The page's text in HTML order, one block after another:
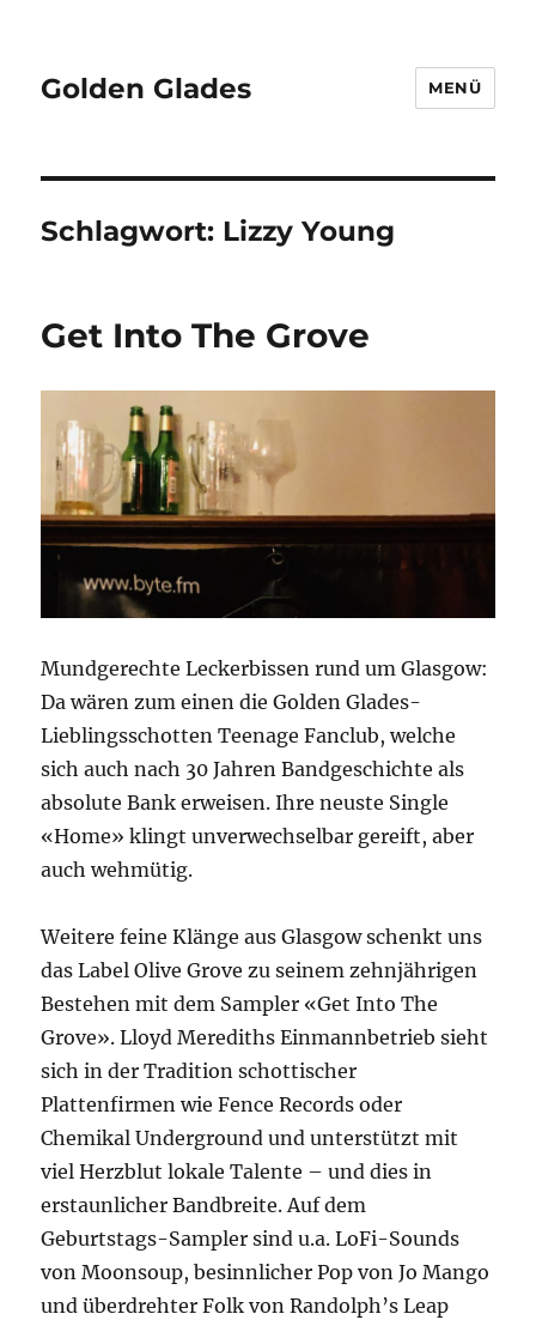
Golden Glades MENÜ
Schlagwort: Lizzy Young
Get Into The Grove
Mundgerechte Leckerbissen rund um Glasgow:
Da wären zum einen die Golden Glades-
Lieblingsschotten Teenage Fanclub, welche
sich auch nach 30 Jahren Bandgeschichte als
absolute Bank erweisen. Ihre neuste Single
«Home» klingt unverwechselbar gereift, aber
auch wehmütig.
Weitere feine Klänge aus Glasgow schenkt uns
das Label Olive Grove zu seinem zehnjährigen
Bestehen mit dem Sampler «Get Into The
Grove». Lloyd Merediths Einmannbetrieb sieht
sich in der Tradition schottischer
Plattenfirmen wie Fence Records oder
Chemikal Underground und unterstützt mit
viel Herzblut lokale Talente – und dies in
erstaunlicher Bandbreite. Auf dem
Geburtstags-Sampler sind u.a. LoFi-Sounds
von Moonsoup, besinnlicher Pop von Jo Mango
und überdrehter Folk von Randolph’s Leap